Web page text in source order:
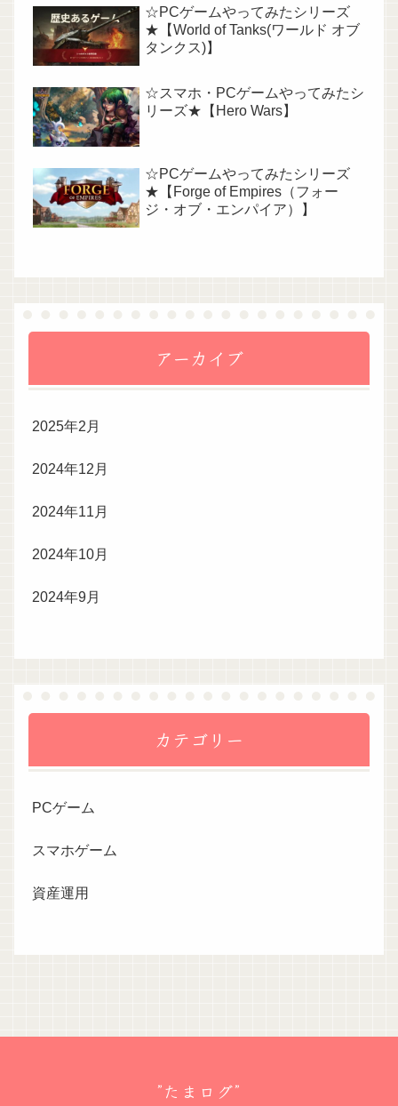
☆PCゲームやってみたシリーズ
★【World of Tanks(ワールド オブ
タンクス)】
☆スマホ・PCゲームやってみたシ
リーズ★【Hero Wars】
☆PCゲームやってみたシリーズ
★【Forge of Empires（フォー
ジ・オブ・エンパイア）】
アーカイブ
2025年2月
2024年12月
2024年11月
2024年10月
2024年9月
カテゴリー
PCゲーム
スマホゲーム
資産運用
”たまログ”